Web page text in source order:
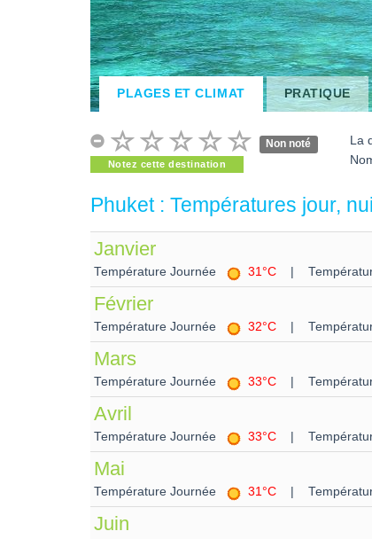
PLAGES ET CLIMAT PRATIQUE
Non noté
Notez cette destination
La
Phuket : Températures jour,
Janvier
Température Journée 31°C |
Février
Température Journée 32°C |
Mars
Température Journée 33°C |
Avril
Température Journée 33°C |
Mai
Température Journée 31°C |
Juin